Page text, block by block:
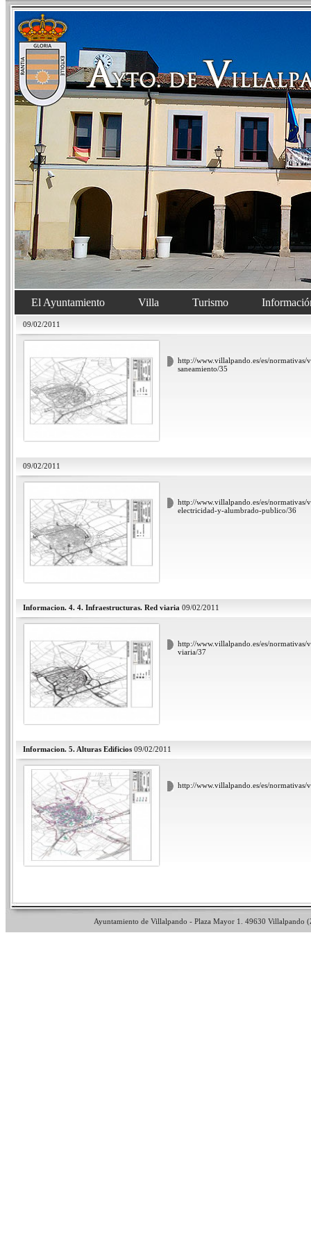
El Ayuntamiento Villa Turismo
09/02/2011
http://www.villalpando.es/es/
saneamiento/35
09/02/2011
http://www.villalpando.es/es/
electricidad-y-alumbrado-publico/36
Informacion. 4. 4. Infraestructuras. Red viaria 09/02/2011
http://www.villalpando.es/es/
viaria/37
Informacion. 5. Alturas Edificios 09/02/2011
http://www.villalpando.es/es/
Ayuntamiento de Villalpando - Plaza Mayor 1. 49630